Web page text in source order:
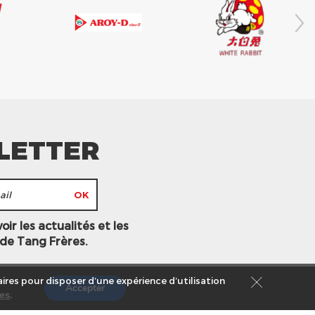
les actualités et les
Tang Frères.
légales
pour disposer d’une expérience d’utilisation
. Accepter